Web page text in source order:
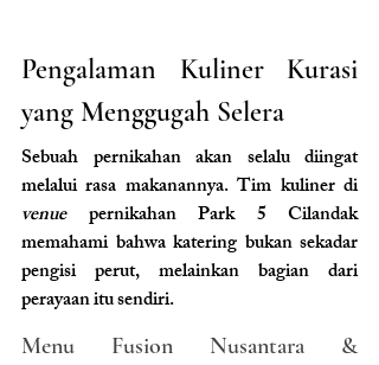
Pengalaman Kuliner Kurasi
yang Menggugah Selera
Sebuah pernikahan akan selalu diingat
melalui rasa makanannya. Tim kuliner di
venue pernikahan Park 5 Cilandak
memahami bahwa katering bukan sekadar
pengisi perut, melainkan bagian dari
perayaan itu sendiri.
Menu Fusion Nusantara &